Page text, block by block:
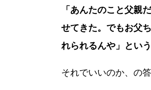
「あんたのこと父親
せてきた。でもお父
れられるんや」とい
それでいいのか、の